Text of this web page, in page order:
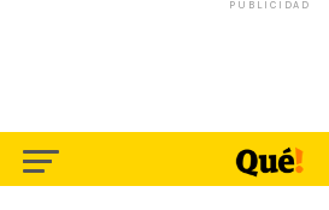
PUBLICIDAD